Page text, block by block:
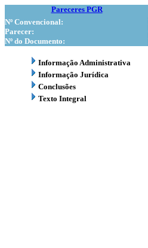
Pareceres PGR
Nº Convencional:
Parecer:
Nº do Documento:
Informação Administrativa
Informação Jurídica
Conclusões
Texto Integral